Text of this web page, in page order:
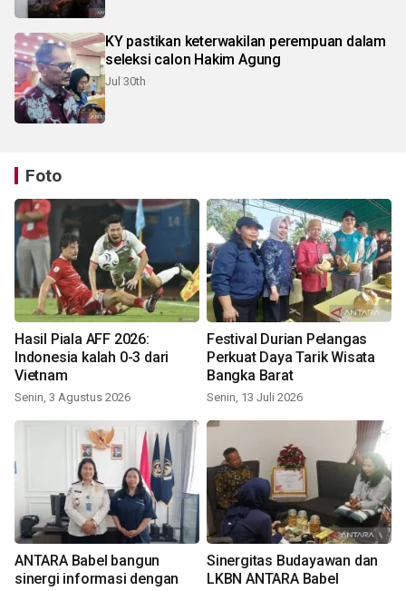
KY pastikan keterwakilan perempuan dalam
seleksi calon Hakim Agung
Jul 30th
Foto
Hasil Piala AFF 2026:
Indonesia kalah 0-3 dari
Vietnam
Senin, 3 Agustus 2026
Festival Durian Pelangas
Perkuat Daya Tarik Wisata
Bangka Barat
Senin, 13 Juli 2026
ANTARA Babel bangun
sinergi informasi dengan
Sinergitas Budayawan dan
LKBN ANTARA Babel